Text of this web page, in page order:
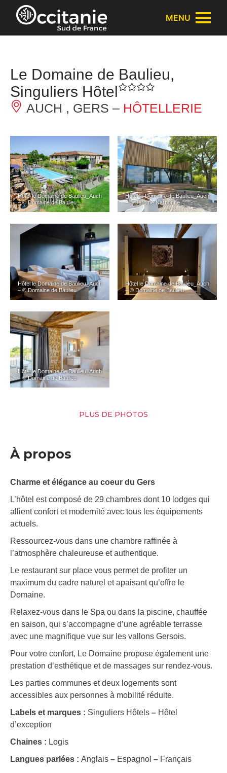
Panneau de gestion des cookies
MENU
Le Domaine de Baulieu,
Singuliers Hôtel
AUCH , GERS – HÔTELLERIE
Hôtel le Domaine de Baulieu_Auch
– © Domaine de Baulieu
Hôtel le Domaine de Baulieu_Auch
– © Jérôme Narbonne
Hôtel le Domaine de Baulieu_Auch
– © Domaine de Baulieu
Hôtel le Domaine de Baulieu_Auch
– © Domaine de Baulieu
Hôtel le Domaine de Baulieu_Auch
– © Domaine de Baulieu
PLUS DE PHOTOS
À propos
Charme et élégance au coeur du Gers
L’hôtel est composé de 29 chambres dont 10 lodges qui
allient confort et modernité avec tous les équipements
actuels.
Ressourcez-vous dans une chambre raffinée à
l’atmosphère chaleureuse et authentique.
Le restaurant sur place vous permet de profiter un
maximum du cadre naturel et apaisant qu’offre le
Domaine.
Relaxez-vous dans le Spa ou dans la piscine, chauffée
en saison, qui s’accompagne d’une agréable terrasse
avec une magnifique vue sur les vallons Gersois.
Pour votre confort, Le Domaine propose également une
prestation d’esthétique et de massages sur rendez-vous.
Les parties communes et deux logements sont
accessibles aux personnes à mobilité réduite.
Labels et marques : Singuliers Hôtels – Hôtel
d’exception
Chaines : Logis
Langues parlées : Anglais – Espagnol – Français